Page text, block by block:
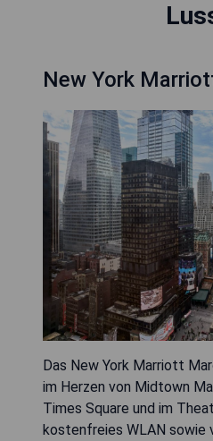
New York
Das New York Marriott
im Herzen von Midtown
Times Square und im
kostenfreies WLAN sowie